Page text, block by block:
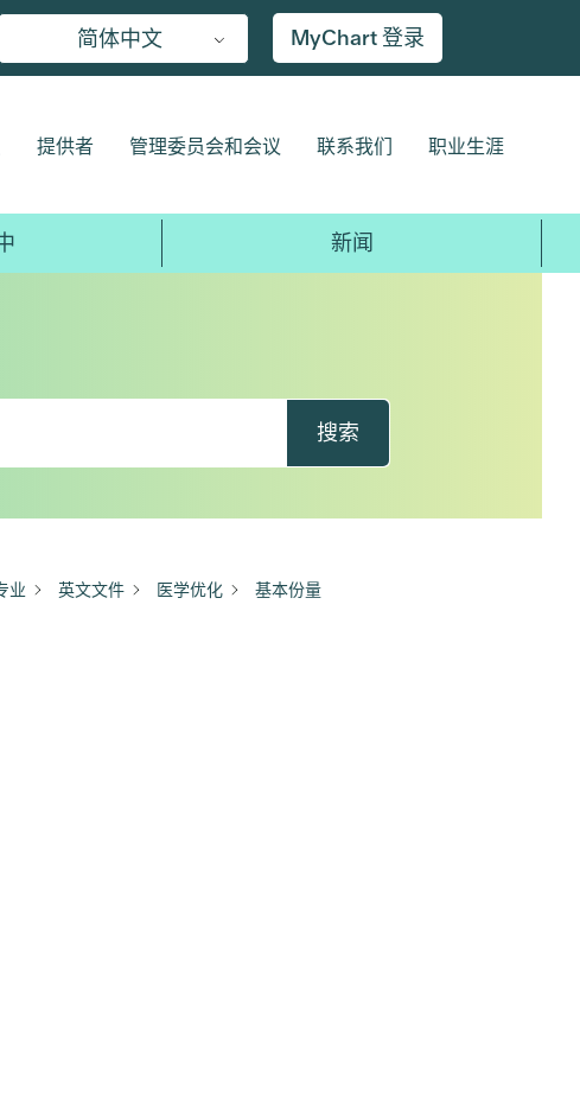
简体中文 MyChart 登录
提供者 管理委员会和会议 联系我们 职业生涯
新闻
搜索
业 英文文件 医学优化 基本份量